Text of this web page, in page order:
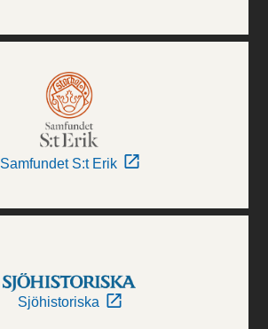
Samfundet S:t Erik
Sjöhistoriska